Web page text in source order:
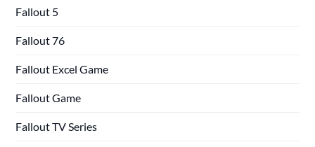
Fallout 5
Fallout 76
Fallout Excel Game
Fallout Game
Fallout TV Series